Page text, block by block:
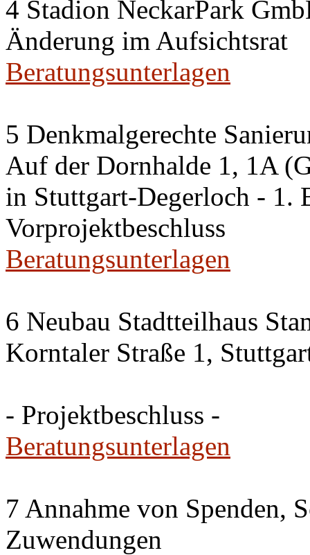
4 Stadion NeckarPark
Änderung im Aufsichtsrat
Beratungsunterlagen
5 Denkmalgerechte
Auf der Dornhalde 1, 1A
in Stuttgart-Degerloch - 1.
Vorprojektbeschluss
Beratungsunterlagen
6 Neubau Stadtteilhaus
Korntaler Straße 1,
- Projektbeschluss -
Beratungsunterlagen
7 Annahme von Spenden,
Zuwendungen